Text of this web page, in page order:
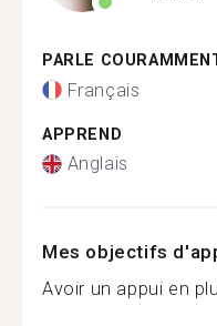
PARLE
Français
APPREND
Anglais
Mes objectifs
Avoir un appui en